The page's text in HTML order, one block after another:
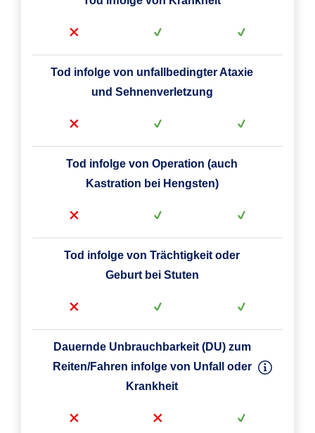
Tod infolge von unfallbedingter Ataxie
und Sehnenverletzung
Tod infolge von Operation (auch
Kastration bei Hengsten)
Tod infolge von Trächtigkeit oder
Geburt bei Stuten
Dauernde Unbrauchbarkeit (DU) zum
Reiten/Fahren infolge von Unfall oder
Krankheit